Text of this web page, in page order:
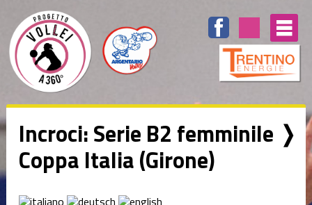
Incroci: Serie B2 femminile ❭
Coppa Italia (Girone)